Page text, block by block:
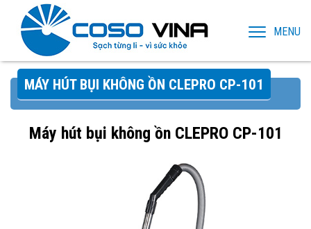
MENU
MÁY HÚT BỤI KHÔNG ỒN CLEPRO CP-101
Máy hút bụi không ồn CLEPRO CP-101